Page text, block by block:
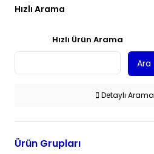
Hızlı Arama
Hızlı Ürün Arama
Ara
Detaylı Arama
Ürün Grupları